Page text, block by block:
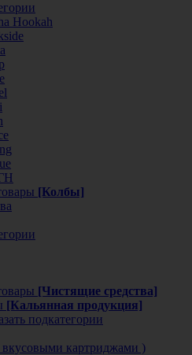
Hookah
[Колбы]
[Чистящие средства]
[Кальянная продукция]
подкатегории
вкусовыми картриджами )